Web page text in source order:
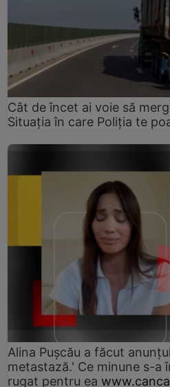
Cât de încet ai voie să
Situația în care Poliția te
Alina Pușcău a făcut
metastază.' Ce minune s-a
rugat pentru ea